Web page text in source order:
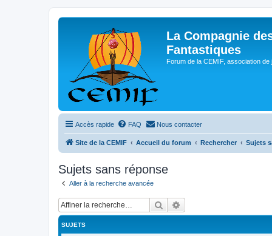
La Compagnie
Fantastiques
Forum de la CEMIF, association de
Accès rapide FAQ Nous contacter
Site de la CEMIF Accueil du forum Rechercher Sujets
Sujets sans réponse
Aller à la recherche avancée
Rechercher
SUJETS